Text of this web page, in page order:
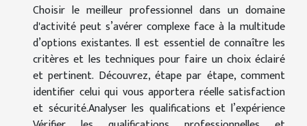
Choisir le meilleur professionnel dans un domaine
d'activité peut s’avérer complexe face à la multitude
d’options existantes. Il est essentiel de connaître les
critères et les techniques pour faire un choix éclairé
et pertinent. Découvrez, étape par étape, comment
identifier celui qui vous apportera réelle satisfaction
et sécurité.Analyser les qualifications et l’expérience